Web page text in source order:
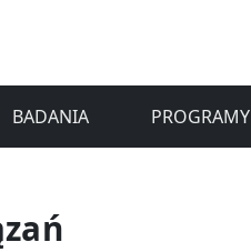
BADANIA PROGRAMY